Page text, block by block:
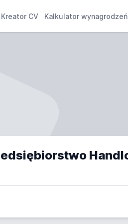
Kreator CV Kalkulator wynagrodzeń